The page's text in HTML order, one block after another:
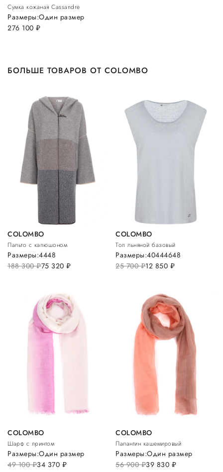
Сумка кожаная Cassandre
276 100 руб.
Размеры:Один размер
БОЛЬШЕ ТОВАРОВ ОТ COLOMBO
COLOMBO
Пальто с капюшоном
188 300руб.75 320 руб.
Размеры:4448
COLOMBO
Топ льняной базовый
25 700руб.12 850 руб.
Размеры:40444648
COLOMBO
Шарф с принтом
49 100руб.34 370 руб.
Размеры:Один размер
COLOMBO
Палантин кашемировый
56 900руб.39 830 руб.
Размеры:Один размер